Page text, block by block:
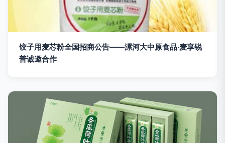
饺子用麦芯粉全国招商公告——漯河大中原食品·麦享锐
普诚邀合作